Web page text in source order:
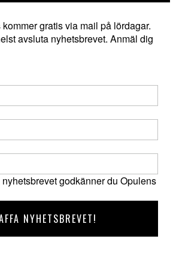
gratis via mail på lördagar.
avsluta nyhetsbrevet. Anmäl dig
godkänner du Opulens